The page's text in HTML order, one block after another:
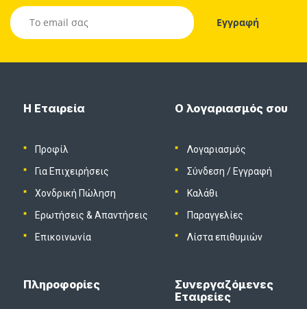
Η Εταιρεία
Προφίλ
Για Επιχειρήσεις
Χονδρική Πώληση
Ερωτήσεις & Απαντήσεις
Επικοινωνία
Ο λογαριασμός σου
Λογαριασμός
Σύνδεση / Εγγραφή
Καλάθι
Παραγγελίες
Λίστα επιθυμιών
Πληροφορίες
Συνεργαζόμενες
Εταιρείες